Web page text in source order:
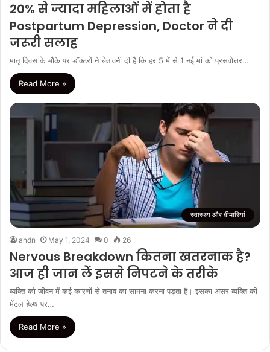
20% से ज्यादा महिलाओं में होता है
Postpartum Depression, Doctor ने दी
जरूरी सलाह
मातृ दिवस के मौके पर डॉक्टरों ने चेतावनी दी है कि हर 5 में से 1 नई मां को प्रसवोत्तर…
Read More »
स्वास्थ्य और बीमारियां
andn May 1, 2024 0 26
Nervous Breakdown कितना खतरनाक है?
आज ही जान लें इससे निपटने के तरीके
व्यक्ति को जीवन में कई कारणों से तनाव का सामना करना पड़ता है। इसका असर व्यक्ति की
मेंटल हेल्थ पर…
Read More »